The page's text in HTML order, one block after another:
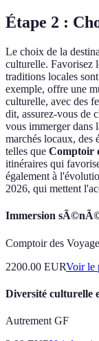
Étape 2 :
Le choix de la
culturelle. Favorisez
traditions locales
exemple, offre une
culturelle, avec des
dit, assurez-vous de
vous immerger dans
marchés locaux, des
telles que Comptoir
itinéraires qui
également à
2026, qui mettent
Immersion
Comptoir des
2200.00 EURVoir le
Diversité culturelle
Autrement GF